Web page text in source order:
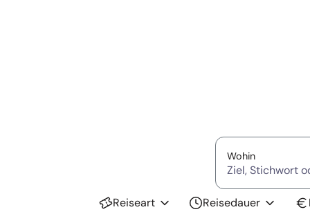
Wohin(Ziel,
Reiseart Reisedauer